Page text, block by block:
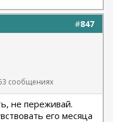
#847
сообщениях
не переживай.
его месяца